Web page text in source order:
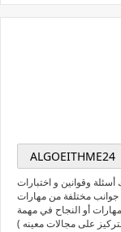
ALGOEITHME24
وقوانين و اختبارات
جوانب مختلفة من مهارات
أو النجاح في مهمة
على مجالات معينه )